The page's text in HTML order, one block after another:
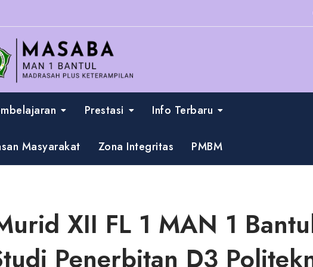
Prestasi Info Terbaru
Masyarakat Zona Integritas PMBM
XII FL 1 MAN 1
Penerbitan D3